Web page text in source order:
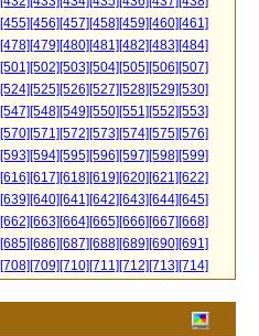
[455][456][457][458][459][460][461]
[478][479][480][481][482][483][484]
[501][502][503][504][505][506][507]
[524][525][526][527][528][529][530]
[547][548][549][550][551][552][553]
[570][571][572][573][574][575][576]
[593][594][595][596][597][598][599]
[616][617][618][619][620][621][622]
[639][640][641][642][643][644][645]
[662][663][664][665][666][667][668]
[685][686][687][688][689][690][691]
[708][709][710][711][712][713][714]